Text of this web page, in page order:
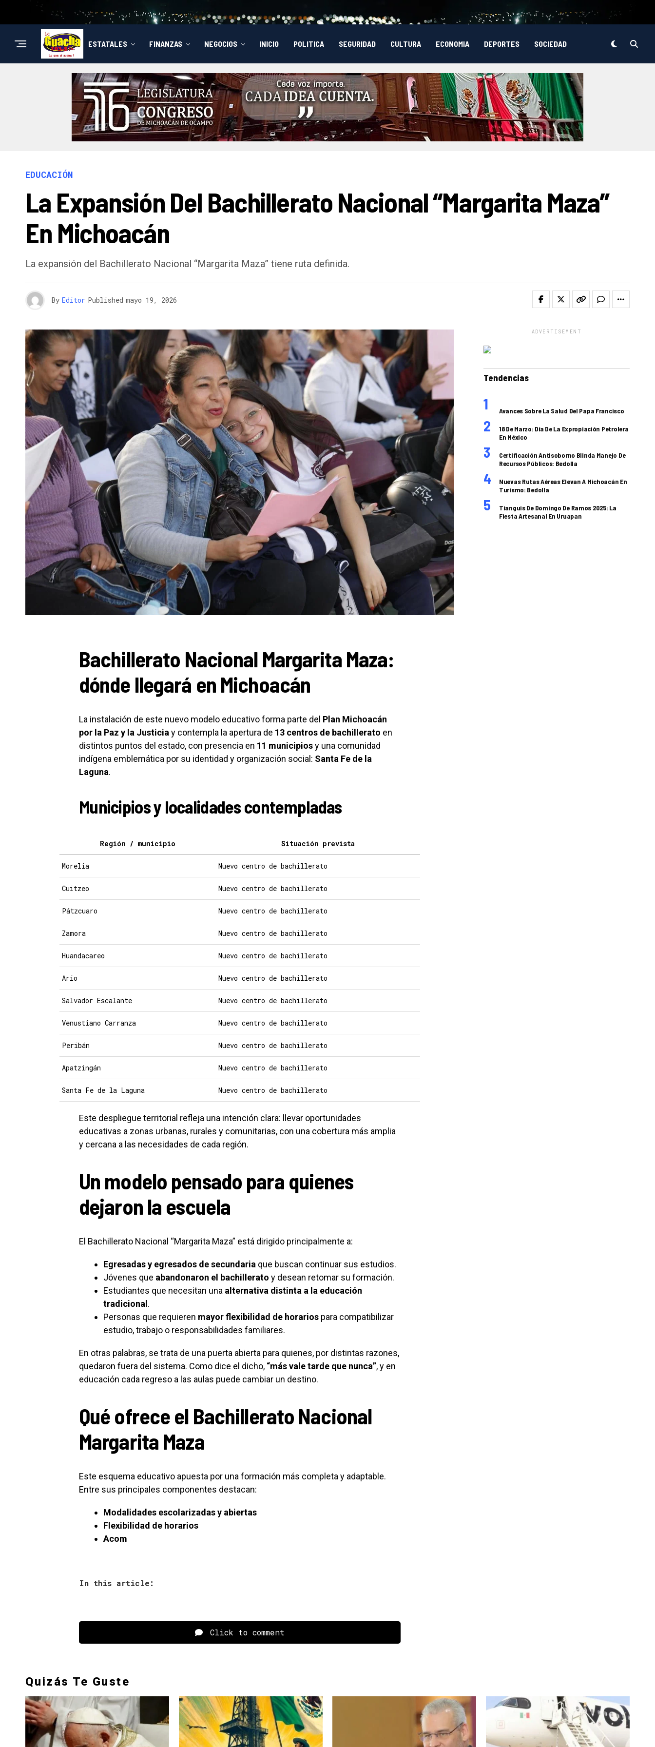
ESTATALES FINANZAS NEGOCIOS INICIO POLITICA SEGURIDAD CULTURA ECONOMIA DEPORTES SOCIEDAD
EDUCACIÓN
La Expansión Del Bachillerato Nacional “Margarita Maza”
En Michoacán
La expansión del Bachillerato Nacional “Margarita Maza” tiene ruta definida.
By Editor Published mayo 19, 2026
Bachillerato Nacional Margarita Maza:
dónde llegará en Michoacán
La instalación de este nuevo modelo educativo forma parte del Plan Michoacán
por la Paz y la Justicia y contempla la apertura de 13 centros de bachillerato en
distintos puntos del estado, con presencia en 11 municipiosy una comunidad
indígena emblemática por su identidad y organización social: Santa Fe de la
Laguna.
Municipios y localidades contempladas
Región / municipio Situación prevista
Morelia Nuevo centro de bachillerato
Cuitzeo Nuevo centro de bachillerato
Pátzcuaro Nuevo centro de bachillerato
Zamora Nuevo centro de bachillerato
Huandacareo Nuevo centro de bachillerato
Ario Nuevo centro de bachillerato
Salvador Escalante Nuevo centro de bachillerato
Venustiano Carranza Nuevo centro de bachillerato
Peribán Nuevo centro de bachillerato
Apatzingán Nuevo centro de bachillerato
Santa Fe de la Laguna Nuevo centro de bachillerato
Este despliegue territorial refleja una intención clara: llevar oportunidades
educativas a zonas urbanas, rurales y comunitarias, con una cobertura más amplia
y cercana a las necesidades de cada región.
Un modelo pensado para quienes
dejaron la escuela
El Bachillerato Nacional “Margarita Maza” está dirigido principalmente a:
Egresadas y egresados de secundaria que buscan continuar sus estudios.
Jóvenes que abandonaron el bachillerato y desean retomar su formación.
Estudiantes que necesitan una alternativa distinta a la educación
tradicional.
Personas que requieren mayor flexibilidad de horarios para compatibilizar
estudio, trabajo o responsabilidades familiares.
En otras palabras, se trata de una puerta abierta para quienes, por distintas razones,
quedaron fuera del sistema. Como dice el dicho, “más vale tarde que nunca”, y en
educación cada regreso a las aulas puede cambiar un destino.
Qué ofrece el Bachillerato Nacional
Margarita Maza
Este esquema educativo apuesta por una formación más completa y adaptable.
Entre sus principales componentes destacan:
Modalidades escolarizadas y abiertas
Flexibilidad de horarios
Acom
In this article:
Click to comment
ADVERTISEMENT
Tendencias
Avances Sobre La Salud Del Papa Francisco
18 De Marzo: Día De La Expropiación Petrolera
En México
Certificación Antisoborno Blinda Manejo De
Recursos Públicos: Bedolla
Nuevas Rutas Aéreas Elevan A Michoacán En
Turismo: Bedolla
Tianguis De Domingo De Ramos 2025: La
Fiesta Artesanal En Uruapan
Quizás Te Guste